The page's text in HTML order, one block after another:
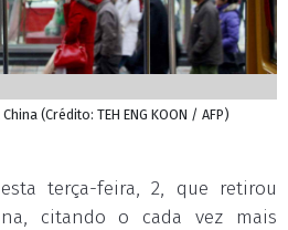
(Crédito: TEH ENG KOON / AFP)
terça-feira, 2, que retirou
citando o cada vez mais